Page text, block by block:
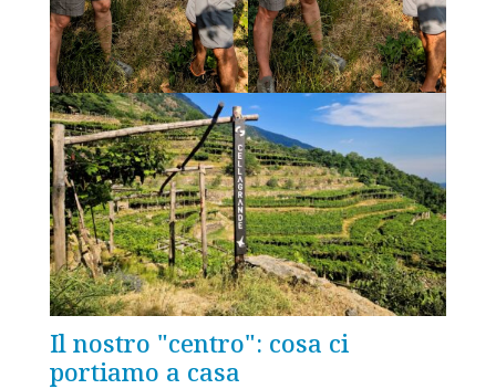
Il nostro "centro": cosa ci
portiamo a casa